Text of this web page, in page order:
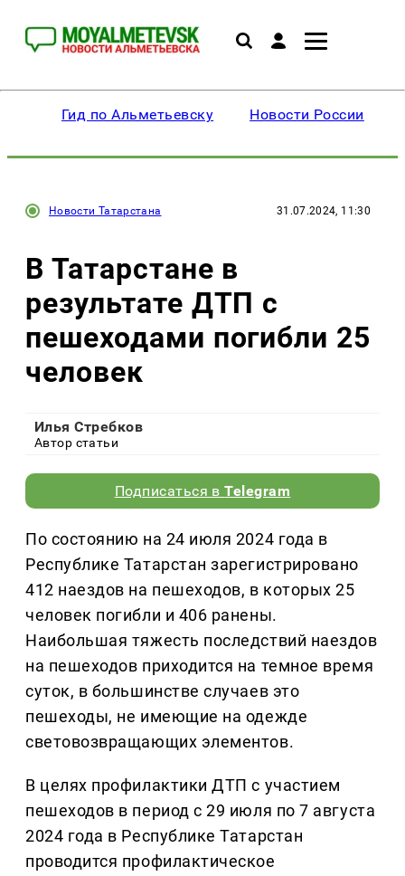
Гид по Альметьевску Новости России
Новости Татарстана 31.07.2024, 11:30
В Татарстане в
результате ДТП с
пешеходами погибли 25
человек
Илья Стребков
Автор статьи
Подписаться вTelegram
По состоянию на 24 июля 2024 года в
Республике Татарстан зарегистрировано
412 наездов на пешеходов, в которых 25
человек погибли и 406 ранены.
Наибольшая тяжесть последствий наездов
на пешеходов приходится на темное время
суток, в большинстве случаев это
пешеходы, не имеющие на одежде
световозвращающих элементов.
В целях профилактики ДТП с участием
пешеходов в период с 29 июля по 7 августа
2024 года в Республике Татарстан
проводится профилактическое